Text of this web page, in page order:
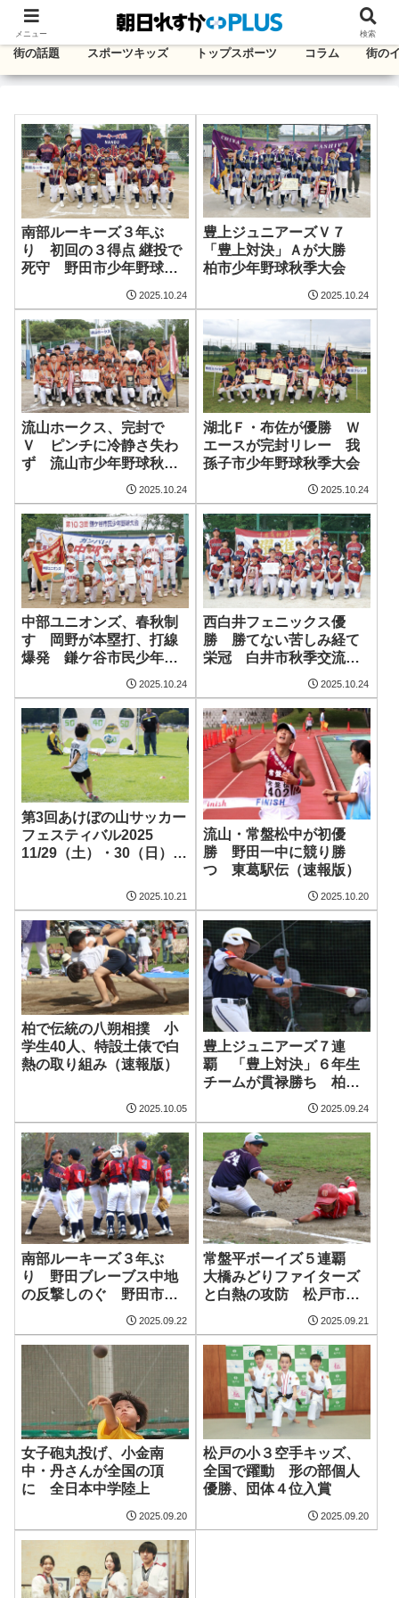
千葉・東葛エリアのタウン情報紙
街の話題 スポーツキッズ トップスポーツ コラム 街の
南部ルーキーズ３年ぶ
り 初回の３得点 継投で
死守 野田市少年野球秋
2025.10.24
豊上ジュニアーズＶ７
「豊上対決」Ａが大勝
柏市少年野球秋季大会
2025.10.24
流山ホークス、完封で
Ｖ ピンチに冷静さ失わ
ず 流山市少年野球秋季
2025.10.24
湖北Ｆ・布佐が優勝 Ｗ
エースが完封リレー 我
孫子市少年野球秋季大会
2025.10.24
中部ユニオンズ、春秋制
す 岡野が本塁打、打線
爆発 鎌ケ谷市民少年野
2025.10.24
西白井フェニックス優
勝 勝てない苦しみ経て
栄冠 白井市秋季交流野
2025.10.24
第3回あけぼの山サッカー
フェスティバル2025
11/29（土）・30（日）参
2025.10.21
流山・常盤松中が初優
勝 野田一中に競り勝
つ 東葛駅伝（速報版）
2025.10.20
柏で伝統の八朔相撲 小
学生40人、特設土俵で白
熱の取り組み（速報版）
2025.10.05
豊上ジュニアーズ７連
覇 「豊上対決」６年生
チームが貫禄勝ち 柏市
少野球秋季大会（速報
2025.09.24
南部ルーキーズ３年ぶ
り 野田ブレーブス中地
の反撃しのぐ 野田市少
年野球秋季大会（速報
2025.09.22
常盤平ボーイズ５連覇
大橋みどりファイターズ
と白熱の攻防 松戸市少
年軟式野球連盟秋季大会
2025.09.21
女子砲丸投げ、小金南
中・丹さんが全国の頂
に 全日本中学陸上
2025.09.20
松戸の小３空手キッズ、
全国で躍動 形の部個人
優勝、団体４位入賞
2025.09.20
メニュー 検索